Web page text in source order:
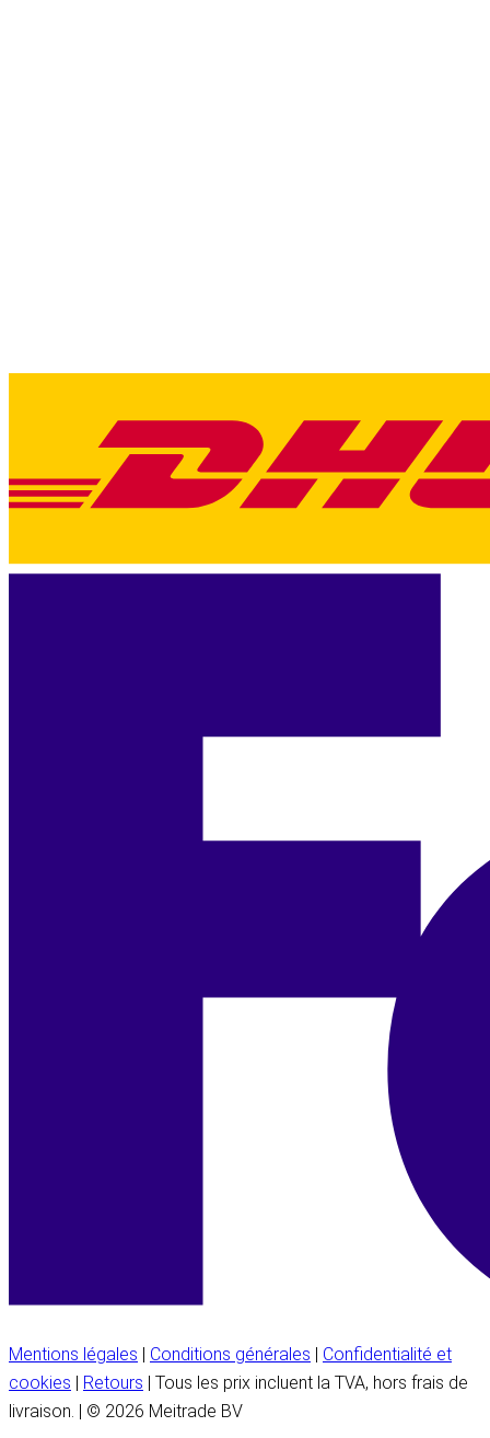
Mentions légales | Conditions générales | Confidentialité et
cookies | Retours | Tous les prix incluent la TVA, hors frais de
livraison. | © 2026 Meitrade BV